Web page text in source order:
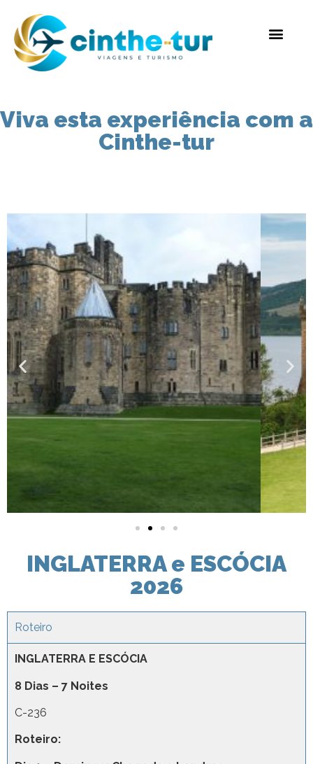
Viva esta experiência com a
Cinthe-tur
INGLATERRA e ESCÓCIA
2026
Roteiro
INGLATERRA E ESCÓCIA
8 Dias – 7 Noites
C-236
Roteiro: